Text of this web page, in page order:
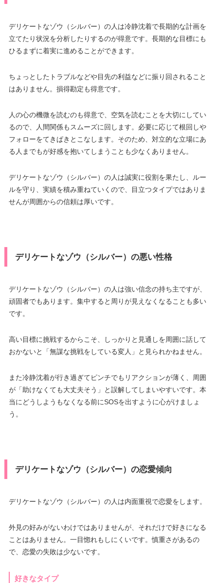
デリケートなゾウ（シルバー）の人は冷静沈着で長期的な計画を
立てたり状況を分析したりするのが得意です。長期的な目標にも
ひるまずに着実に進めることができます。
ちょっとしたトラブルなどや目先の利益などに振り回されること
はありません。損得勘定も得意です。
人の心の機微を読むのも得意で、空気を読むことを大切にしてい
るので、人間関係もスムーズに回します。必要に応じて根回しや
フォローをてきぱきとこなします。そのため、対立的な立場にあ
る人までもが好感を抱いてしまうことも少なくありません。
デリケートなゾウ（シルバー）の人は誠実に役割を果たし、ルー
ルを守り、実績を積み重ねていくので、目立つタイプではありま
せんが周囲からの信頼は厚いです。
デリケートなゾウ（シルバー）の悪い性格
デリケートなゾウ（シルバー）の人は強い信念の持ち主ですが、
頑固者でもあります。集中すると周りが見えなくなることも多い
です。
高い目標に挑戦するからこそ、しっかりと見通しを周囲に話して
おかないと「無謀な挑戦をしている変人」と見られかねません。
また冷静沈着が行き過ぎてピンチでもリアクションが薄く、周囲
が「助けなくても大丈夫そう」と誤解してしまいやすいです。本
当にどうしようもなくなる前にSOSを出すように心がけましょ
う。
デリケートなゾウ（シルバー）の恋愛傾向
デリケートなゾウ（シルバー）の人は内面重視で恋愛をします。
外見の好みがないわけではありませんが、それだけで好きになる
ことはありません。一目惚れもしにくいです。慎重さがあるの
で、恋愛の失敗は少ないです。
好きなタイプ